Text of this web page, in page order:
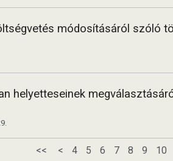
módosításáról szóló
helyetteseinek
<< < 4 5 6 7 8 9 10